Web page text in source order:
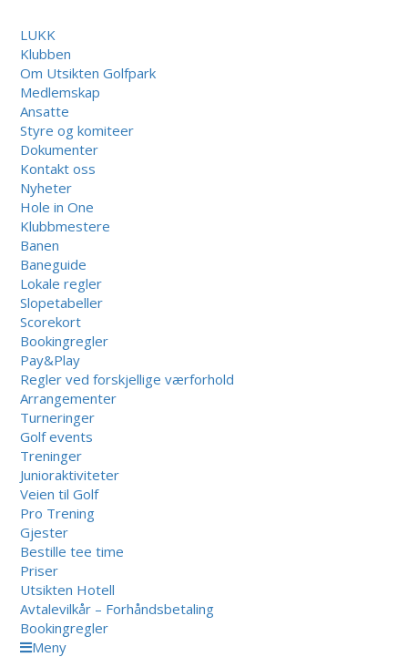
LUKK
Klubben
Om Utsikten Golfpark
Medlemskap
Ansatte
Styre og komiteer
Dokumenter
Kontakt oss
Nyheter
Hole in One
Klubbmestere
Banen
Baneguide
Lokale regler
Slopetabeller
Scorekort
Bookingregler
Pay&Play
Regler ved forskjellige værforhold
Arrangementer
Turneringer
Golf events
Treninger
Junioraktiviteter
Veien til Golf
Pro Trening
Gjester
Bestille tee time
Priser
Utsikten Hotell
Avtalevilkår – Forhåndsbetaling
Bookingregler
Meny